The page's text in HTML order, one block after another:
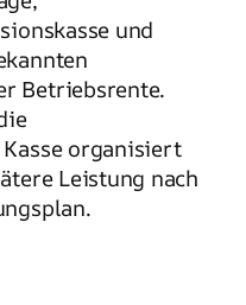
und
Betriebsrente.
organisiert
Leistung nach